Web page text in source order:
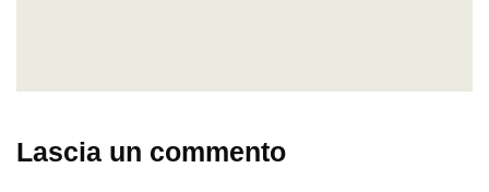
Lascia un commento